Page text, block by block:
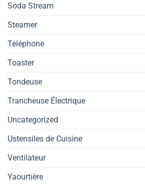
Soda Stream
Steamer
Téléphone
Toaster
Tondeuse
Trancheuse Électrique
Uncategorized
Ustensiles de Cuisine
Ventilateur
Yaourtière